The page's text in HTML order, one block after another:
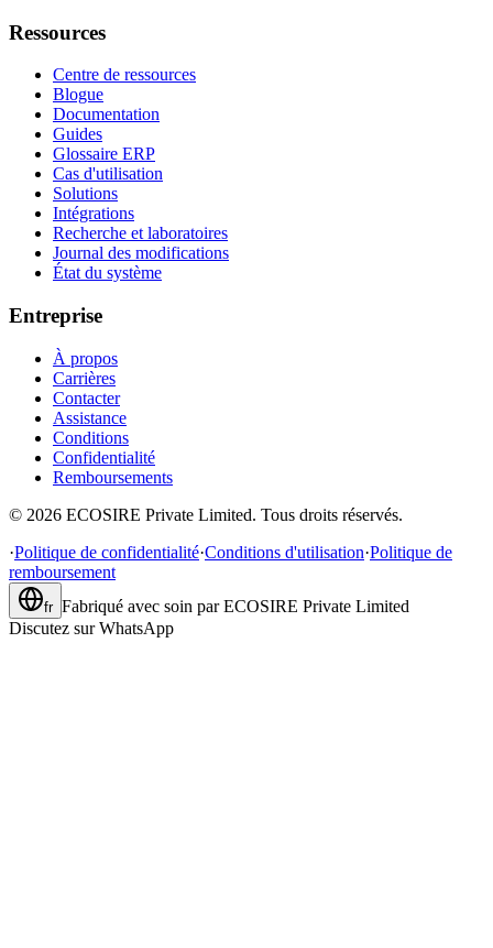
Ressources
Centre de ressources
Blogue
Documentation
Guides
Glossaire ERP
Cas d'utilisation
Solutions
Intégrations
Recherche et laboratoires
Journal des modifications
État du système
Entreprise
À propos
Carrières
Contacter
Assistance
Conditions
Confidentialité
Remboursements
© 2026 ECOSIRE Private Limited. Tous droits réservés.
·Politique de confidentialité·Conditions d'utilisation·Politique de
remboursement
fr Fabriqué avec soin par ECOSIRE Private Limited
Discutez sur WhatsApp